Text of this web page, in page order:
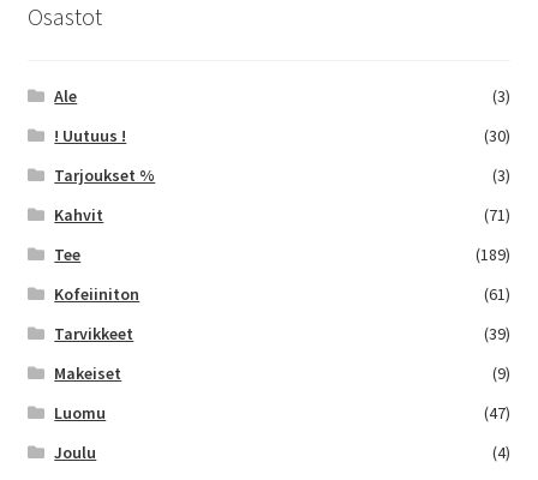
Osastot
Ale
(3)
! Uutuus !
(30)
Tarjoukset %
(3)
Kahvit
(71)
Tee
(189)
Kofeiiniton
(61)
Tarvikkeet
(39)
Makeiset
(9)
Luomu
(47)
Joulu
(4)